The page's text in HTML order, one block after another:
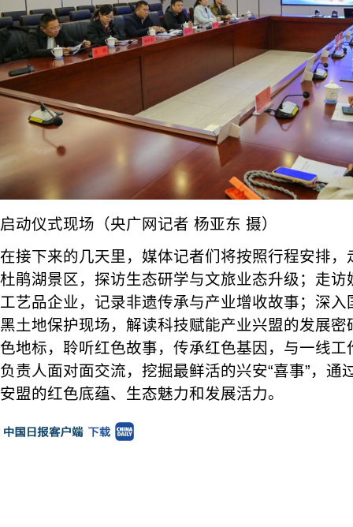
启动仪式现场（央广网记者 杨亚东 摄）
在接下来的几天里，媒体记者们将按照行程安排
杜鹃湖景区，探访生态研学与文旅业态升级；走
工艺品企业，记录非遗传承与产业增收故事；深
黑土地保护现场，解读科技赋能产业兴盟的发展
色地标，聆听红色故事，传承红色基因，与一线
负责人面对面交流，挖掘最鲜活的兴安“喜事”，通
安盟的红色底蕴、生态魅力和发展活力。